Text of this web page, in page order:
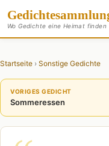
Gedichte
Wo Gedichte eine Heimat finden
Startseite › Sonstige Gedichte
VORIGES GEDICHT
Sommeressen